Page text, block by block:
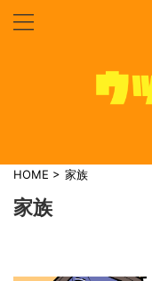
HOME > 家族
家族